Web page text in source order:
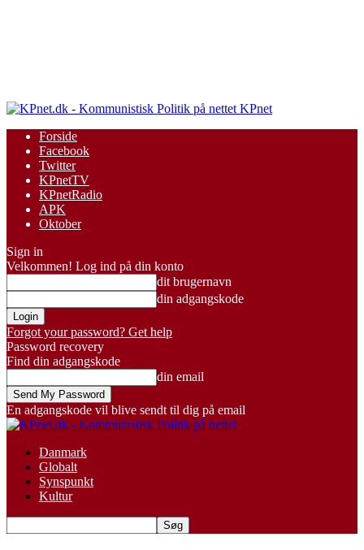
KPnet
Forside
Facebook
Twitter
KPnetTV
KPnetRadio
APK
Oktober
Sign in
Velkommen! Log ind på din konto
dit brugernavn
din adgangskode
Forgot your password? Get help
Password recovery
Find din adgangskode
din email
En adgangskode vil blive sendt til dig på email
Danmark
Globalt
Synspunkt
Kultur